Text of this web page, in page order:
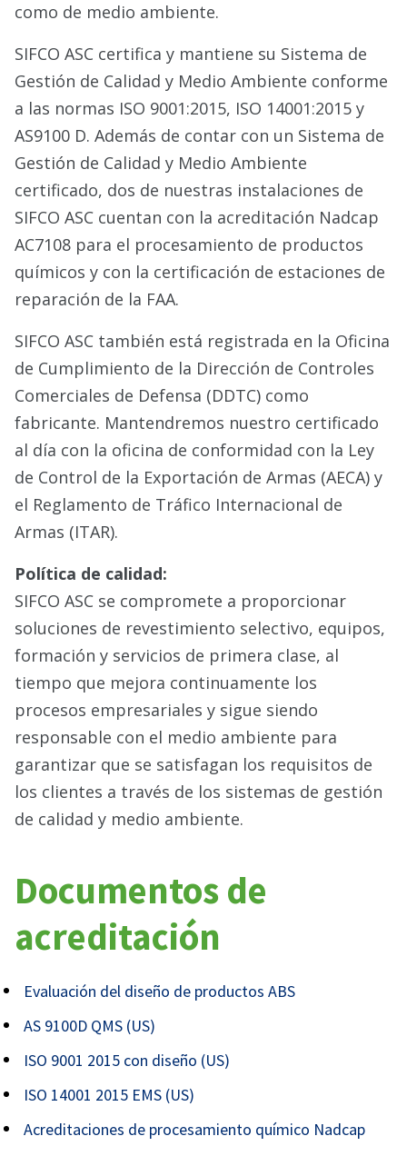
como de medio ambiente.
SIFCO ASC certifica y mantiene su Sistema de
Gestión de Calidad y Medio Ambiente conforme
a las normas ISO 9001:2015, ISO 14001:2015 y
AS9100 D. Además de contar con un Sistema de
Gestión de Calidad y Medio Ambiente
certificado, dos de nuestras instalaciones de
SIFCO ASC cuentan con la acreditación Nadcap
AC7108 para el procesamiento de productos
químicos y con la certificación de estaciones de
reparación de la FAA.
SIFCO ASC también está registrada en la Oficina
de Cumplimiento de la Dirección de Controles
Comerciales de Defensa (DDTC) como
fabricante. Mantendremos nuestro certificado
al día con la oficina de conformidad con la Ley
de Control de la Exportación de Armas (AECA) y
el Reglamento de Tráfico Internacional de
Armas (ITAR).
Política de calidad:
SIFCO ASC se compromete a proporcionar
soluciones de revestimiento selectivo, equipos,
formación y servicios de primera clase, al
tiempo que mejora continuamente los
procesos empresariales y sigue siendo
responsable con el medio ambiente para
garantizar que se satisfagan los requisitos de
los clientes a través de los sistemas de gestión
de calidad y medio ambiente.
Documentos de
acreditación
Evaluación del diseño de productos ABS
AS 9100D QMS (US)
ISO 9001 2015 con diseño (US)
ISO 14001 2015 EMS (US)
Acreditaciones de procesamiento químico Nadcap